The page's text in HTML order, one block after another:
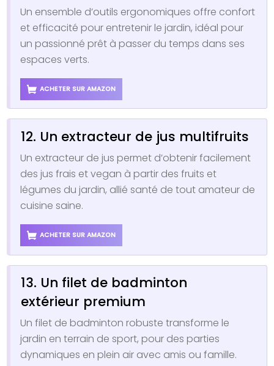
Un ensemble d’outils ergonomiques offre confort
et efficacité pour entretenir le jardin, idéal pour
un passionné prêt à passer du temps dans ses
espaces verts.
ACHETER SUR AMAZON
12. Un extracteur de jus multifruits
Un extracteur de jus permet d’obtenir facilement
des jus frais et vegan à partir des fruits et
légumes du jardin, allié santé de tout amateur de
cuisine saine.
ACHETER SUR AMAZON
13. Un filet de badminton
extérieur premium
Un filet de badminton robuste transforme le
jardin en terrain de sport, pour des parties
dynamiques en plein air avec amis ou famille.